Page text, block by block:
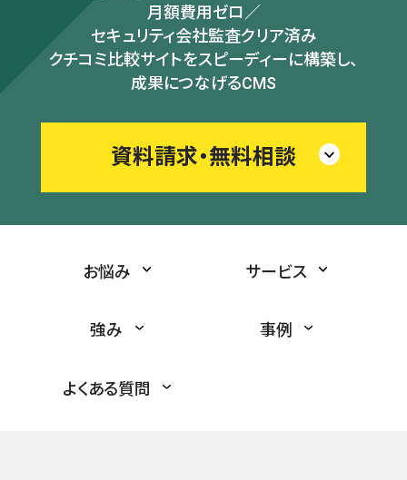
月額費用ゼロ／
セキュリティ会社監査クリア済み
クチコミ比較サイトをスピーディーに構築し、
成果につなげるCMS
資料請求・無料相談
お悩み サービス
強み 事例
よくある質問